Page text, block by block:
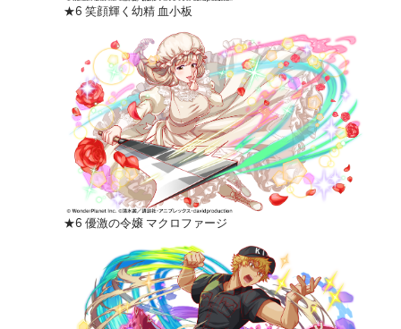
★6 笑顔輝く幼精 血小板
★6 優激の令嬢 マクロファージ